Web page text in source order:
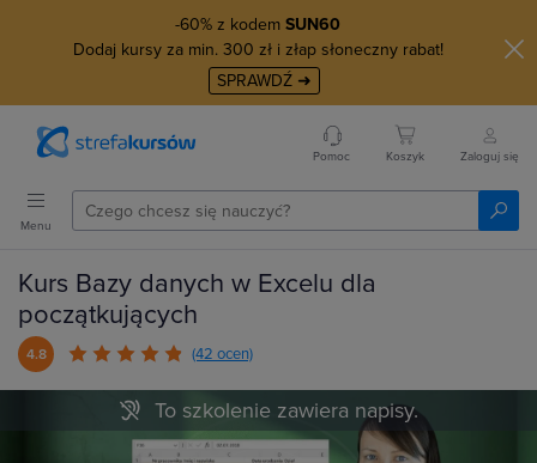
-60% z kodem SUN60
Dodaj kursy za min. 300 zł i złap słoneczny rabat!
SPRAWDŹ ➜
Pomoc Koszyk Zaloguj się
Menu
Kurs Bazy danych w Excelu dla
początkujących
4.8 (42 ocen)
To szkolenie zawiera napisy.